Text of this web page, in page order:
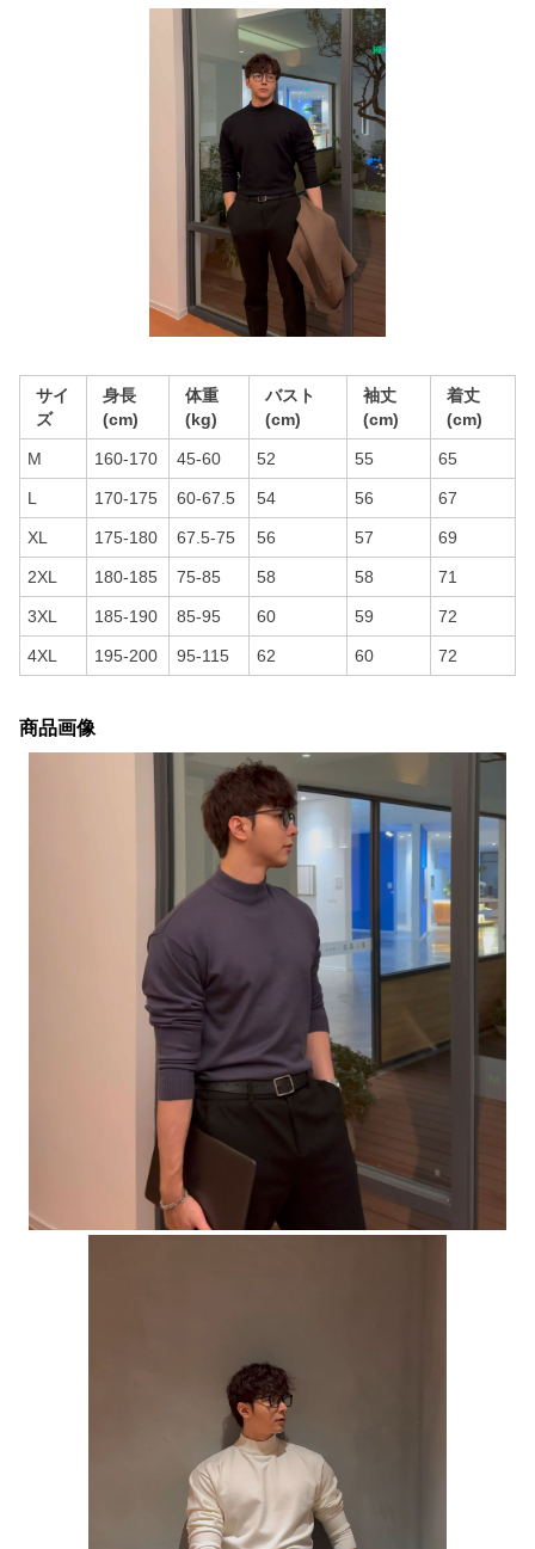
サイ
ズ
身長
(cm)
体重
(kg)
バスト
(cm)
袖丈
(cm)
着丈
(cm)
M 160-170 45-60 52 55 65
L 170-175 60-67.5 54 56 67
XL 175-180 67.5-75 56 57 69
2XL 180-185 75-85 58 58 71
3XL 185-190 85-95 60 59 72
4XL 195-200 95-115 62 60 72
商品画像